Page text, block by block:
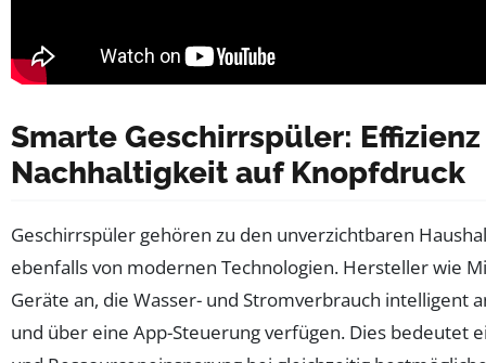
Smarte Geschirrspüler:
Nachhaltigkeit auf Knopfdruck
Geschirrspüler gehören zu den unverzichtbaren
ebenfalls von modernen Technologien. Hersteller wie
Geräte an, die Wasser- und Stromverbrauch intelligent
und über eine App-Steuerung verfügen. Dies bedeutet